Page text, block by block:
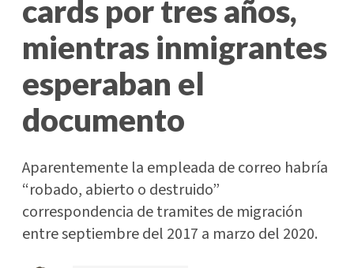
cards por tres años,
mientras inmigrantes
esperaban el
documento
Aparentemente la empleada de correo habría
“robado, abierto o destruido”
correspondencia de tramites de migración
entre septiembre del 2017 a marzo del 2020.